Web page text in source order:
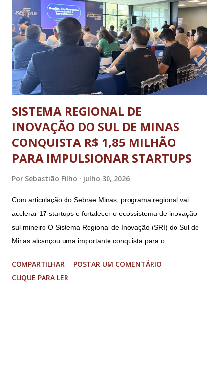
Metropolitana de Belo Horizonte. Foram cinco dias de disputas
em diferentes modalidades esportivas, palestras e uma
programação dedicada a promover a integração, o respeito e
o desenvolvimento pessoal e social através do esporte. A
abertura oficial, com direto a cerimônia, aconteceu no dia 20
de julho (segunda-feira) e o ence...
SISTEMA REGIONAL DE
INOVAÇÃO DO SUL DE MINAS
CONQUISTA R$ 1,85 MILHÃO
PARA IMPULSIONAR STARTUPS
Por Sebastião Filho julho 30, 2026
Com articulação do Sebrae Minas, programa regional vai
acelerar 17 startups e fortalecer o ecossistema de inovação
sul-mineiro O Sistema Regional de Inovação (SRI) do Sul de
Minas alcançou uma importante conquista para o
proposta “Acelera Vibra” foi contemplada na Chamada
FAPEMIG/Sede 03/2026 – Novo SEED, garantindo R$ 1,85
COMPARTILHAR
POSTAR UM COMENTÁRIO
CLIQUE PARA LER